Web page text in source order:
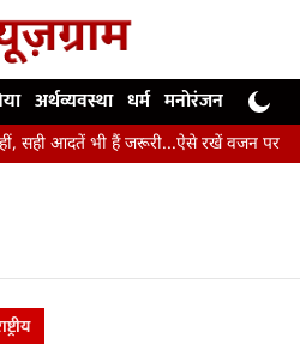
अर्थव्यवस्था धर्म मनोरंजन खेल
सही आदतें भी हैं जरूरी...ऐसे रखें वजन पर